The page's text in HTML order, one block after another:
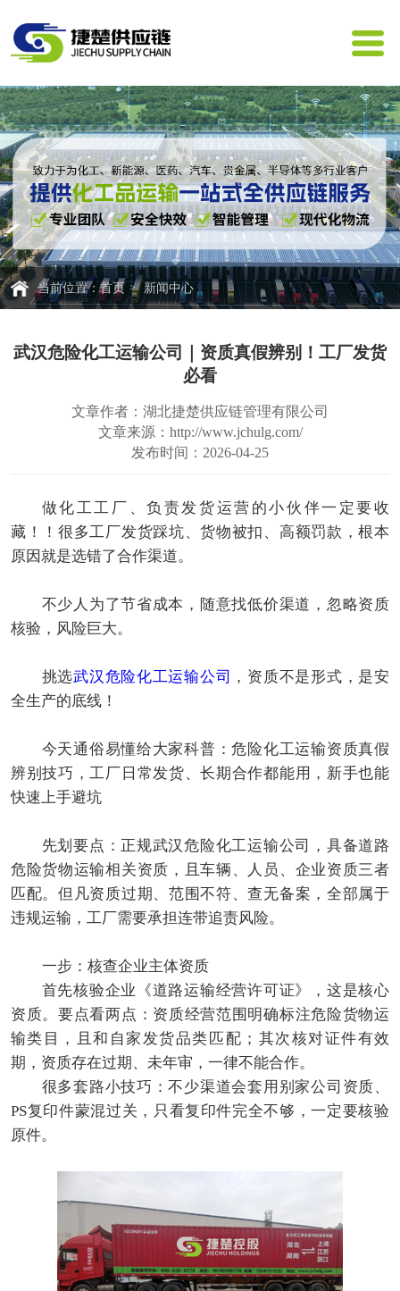
当前位置：首页 新闻中心
武汉危险化工运输公司｜资质真假辨别！工厂发货
必看
文章作者：湖北捷楚供应链管理有限公司
文章来源：http://www.jchulg.com/
发布时间：2026-04-25
做化工工厂、负责发货运营的小伙伴一定要收
藏！！很多工厂发货踩坑、货物被扣、高额罚款，根本
原因就是选错了合作渠道。
不少人为了节省成本，随意找低价渠道，忽略资质
核验，风险巨大。
挑选武汉危险化工运输公司
，资质不是形式，是安
全生产的底线！
今天通俗易懂给大家科普：危险化工运输资质真假
辨别技巧，工厂日常发货、长期合作都能用，新手也能
快速上手避坑
先划要点：正规武汉危险化工运输公司，具备道路
危险货物运输相关资质，且车辆、人员、企业资质三者
匹配。但凡资质过期、范围不符、查无备案，全部属于
违规运输，工厂需要承担连带追责风险。
一步：核查企业主体资质
首先核验企业《道路运输经营许可证》，这是核心
资质。要点看两点：资质经营范围明确标注危险货物运
输类目，且和自家发货品类匹配；其次核对证件有效
期，资质存在过期、未年审，一律不能合作。
很多套路小技巧：不少渠道会套用别家公司资质、
PS复印件蒙混过关，只看复印件完全不够，一定要核验
原件。